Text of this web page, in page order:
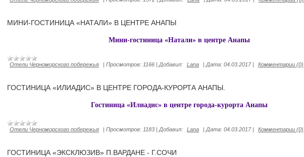
МИНИ-ГОСТИНИЦА «НАТАЛИ» В ЦЕНТРЕ АНАПЫ
Мини-гостиница «Натали» в центре Анапы
Отели Черноморского побережья | Просмотров: 1166 | Добавил: Lana | Дата: 04.03.2017 | Комментарии (0)
ГОСТИНИЦА «ИЛИАДИС» В ЦЕНТРЕ ГОРОДА-КУРОРТА АНАПЫ.
Гостиница «Илиадис» в центре города-курорта Анапы
Отели Черноморского побережья | Просмотров: 1183 | Добавил: Lana | Дата: 04.03.2017 | Комментарии (0)
ГОСТИНИЦА «ЭКСКЛЮЗИВ» П.ВАРДАНЕ - Г.СОЧИ